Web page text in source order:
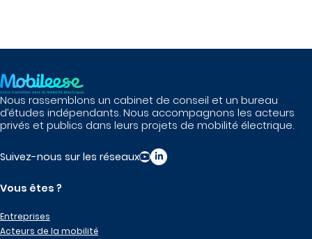
Nous rassemblons un cabinet de conseil et un bureau
d’études indépendants. Nous accompagnons les acteurs
privés et publics dans leurs projets de mobilité électrique.
Suivez-nous sur les réseaux
Vous êtes ?
Entreprises
Acteurs de la mobilité